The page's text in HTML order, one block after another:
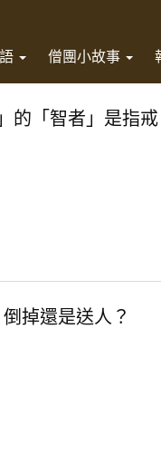
僧團小故事
的「智者」是指戒
掉還是送人？